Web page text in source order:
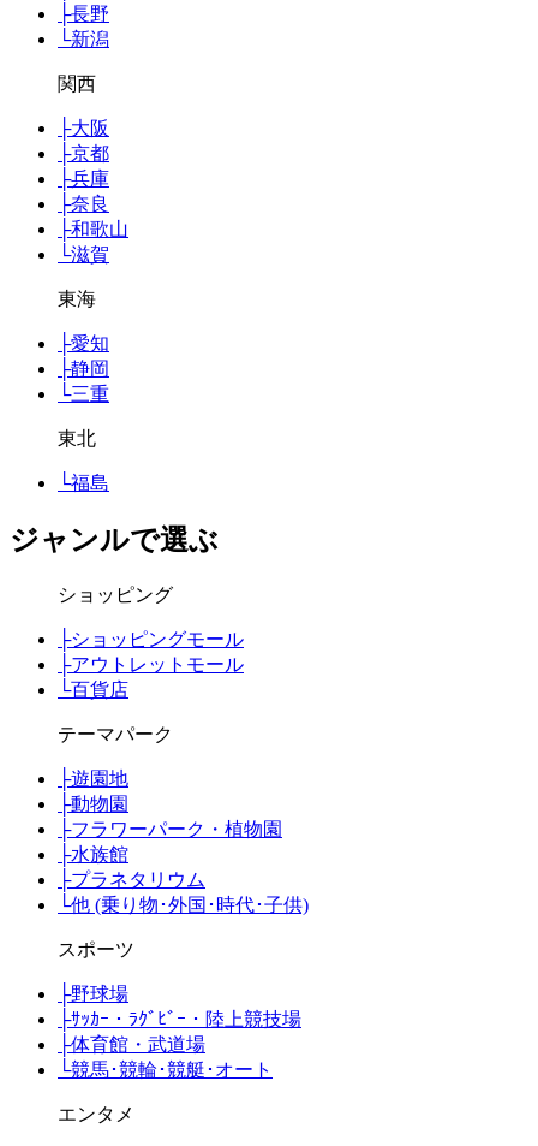
├長野
└新潟
関西
├大阪
├京都
├兵庫
├奈良
├和歌山
└滋賀
東海
├愛知
├静岡
└三重
東北
└福島
ジャンルで選ぶ
ショッピング
├ショッピングモール
├アウトレットモール
└百貨店
テーマパーク
├遊園地
├動物園
├フラワーパーク・植物園
├水族館
├プラネタリウム
└他 (乗り物･外国･時代･子供)
スポーツ
├野球場
├ｻｯｶｰ・ﾗｸﾞﾋﾞｰ・陸上競技場
├体育館・武道場
└競馬･競輪･競艇･オート
エンタメ